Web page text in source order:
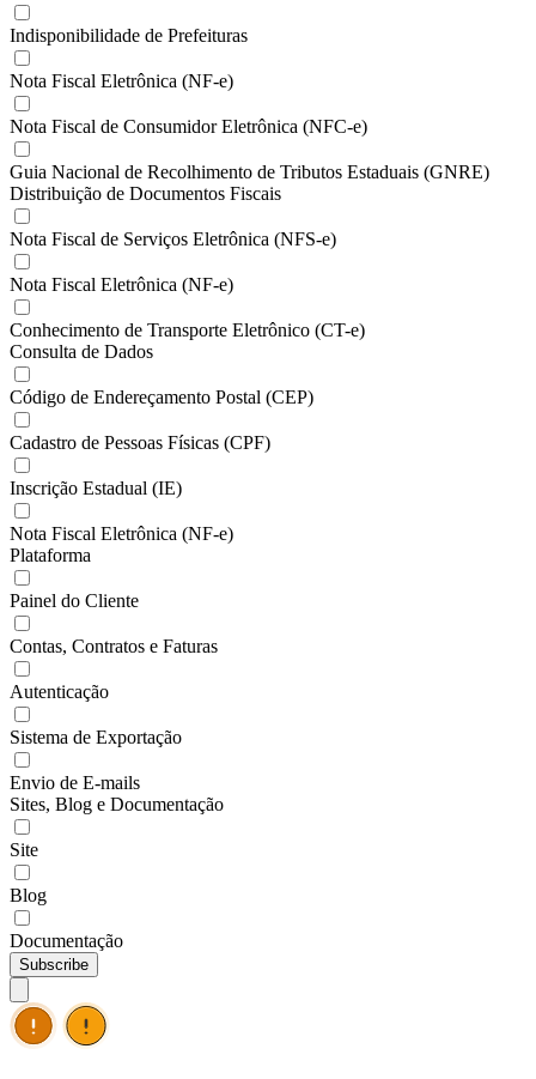
Indisponibilidade de Prefeituras
Nota Fiscal Eletrônica (NF-e)
Nota Fiscal de Consumidor Eletrônica (NFC-e)
Guia Nacional de Recolhimento de Tributos Estaduais (GNRE)
Distribuição de Documentos Fiscais
Nota Fiscal de Serviços Eletrônica (NFS-e)
Nota Fiscal Eletrônica (NF-e)
Conhecimento de Transporte Eletrônico (CT-e)
Consulta de Dados
Código de Endereçamento Postal (CEP)
Cadastro de Pessoas Físicas (CPF)
Inscrição Estadual (IE)
Nota Fiscal Eletrônica (NF-e)
Plataforma
Painel do Cliente
Contas, Contratos e Faturas
Autenticação
Sistema de Exportação
Envio de E-mails
Sites, Blog e Documentação
Site
Blog
Documentação
Subscribe